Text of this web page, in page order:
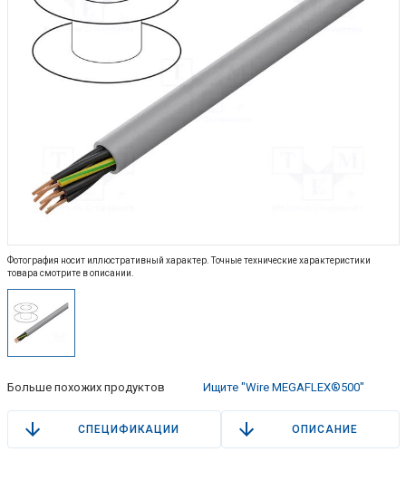
Фотография носит иллюстративный характер. Точные технические характеристики
товара смотрите в описании.
Больше похожих продуктов Ищите "Wire MEGAFLEX®500"
СПЕЦИФИКАЦИИ ОПИСАНИЕ